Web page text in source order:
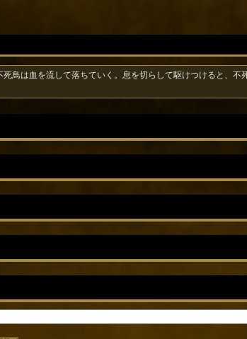
鳥は血を流して落ちていく。息を切らして駆けつけると、